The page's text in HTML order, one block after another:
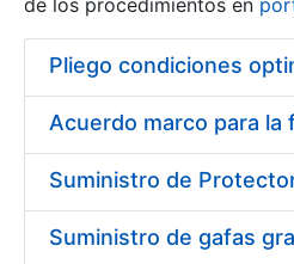
Erakutsi/Ezkutatu
de los procedimientos en